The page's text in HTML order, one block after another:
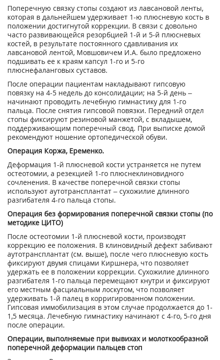
Поперечную связку стопы создают из лавсановой ленты,
которая в дальнейшем удерживает 1-ю плюсневую кость в
положении достигнутой коррекции. В связи с довольно
часто развивающейся резорбцией 1-й и 5-й плюсневых
костей, в результате постоянного сдавливания их
лавсановой лентой, Мовшовичем И.А. было предложено
подшивать ее к краям капсул 1-го и 5-го
плюснефаланговых суставов.
После операции пациентам накладывают гипсовую
повязку на 4-5 недель до консолидации; на 5-й день –
начинают проводить лечебную гимнастику для 1-го
пальца. После снятия гипсовой повязки. Передний отдел
стопы фиксируют резиновой манжетой, с вкладышем,
поддерживающим поперечный свод. При выписке домой
рекомендуют ношение ортопедической обуви.
Операция Коржа, Еременко.
Деформация 1-й плюсневой кости устраняется не путем
остеотомии, а резекцией 1-го плюснеклиновидного
сочленения. В качестве поперечной связки стопы
используют аутотрансплантат – сухожилие длинного
разгибателя 4-го пальца стопы.
Операция без формирования поперечной связки стопы (по
методике ЦИТО)
После остеотомии 1-й плюсневой кости, производят
коррекцию ее положения. В клиновидный дефект забивают
аутотрансплантат (см. выше), после чего плюсневую кость
фиксируют двумя спицами Киршнера, что позволяет
удержать ее в положении коррекции. Сухожилие длинного
разгибателя 1-го пальца перемещают кнутри и фиксируют
его местным фасциальным лоскутом, что позволяет
удерживать 1-й палец в корригированном положении.
Гипсовая иммобилизация в этом случае продолжается до 1-
1,5 месяца. Лечебную гимнастику начинают с 4-го, 5-го дня
после операции.
Операции, выполняемые при вывихах и молоткообразной
поперечной деформации пальцев стоп